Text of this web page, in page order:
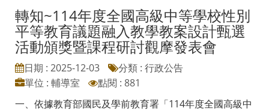
轉知~114年度全國高級中等學校性別
平等教育議題融入教學教案設計甄選
活動頒獎暨課程研討觀摩發表會
日期 : 2025-12-03
分類 : 行政公告
單位 : 輔導室
點閱 : 881
一、依據教育部國民及學前教育署「114年度全國高級中